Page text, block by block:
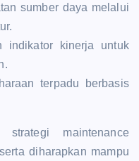
sumber daya melalui
indikator kinerja untuk
terpadu berbasis
maintenance
diharapkan mampu